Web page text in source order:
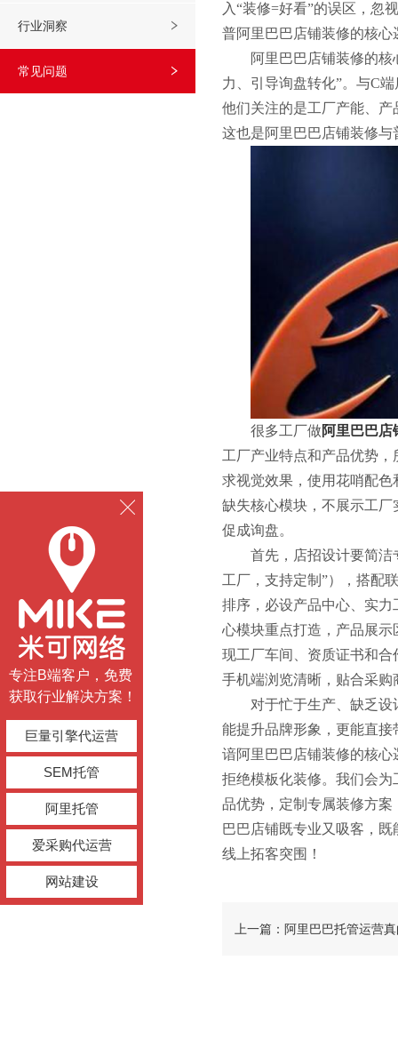
行业洞察
常见问题
入“装修=好看”的误区，忽
普阿里巴巴店铺装修的核心
阿里巴巴店铺装修的核
力、引导询盘转化”。与C
他们关注的是工厂产能、
这也是阿里巴巴店铺装修
很多工厂做阿里巴巴店
工厂产业特点和产品优势
求视觉效果，使用花哨配
缺失核心模块，不展示工
促成询盘。
首先，店招设计要简
工厂，支持定制”），搭配
排序，必设产品中心、实
心模块重点打造，产品展示
现工厂车间、资质证书和
手机端浏览清晰，贴合采购
对于忙于生产、缺乏
能提升品牌形象，更能直
谙阿里巴巴店铺装修的核
拒绝模板化装修。我们会
品优势，定制专属装修方
巴巴店铺既专业又吸客，
线上拓客突围！
上一篇：阿里巴巴托管运营
专注B端客户，免费
获取行业解决方案！
巨量引擎代运营
SEM托管
阿里托管
爱采购代运营
网站建设